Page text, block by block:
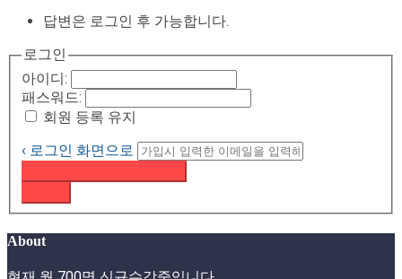
답변은 로그인 후 가능합니다.
로그인
아이디:
패스워드:
회원 등록 유지
‹ 로그인 화면으로
About